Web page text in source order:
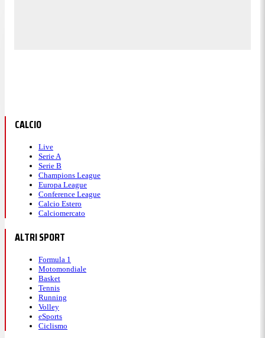
CALCIO
Live
Serie A
Serie B
Champions League
Europa League
Conference League
Calcio Estero
Calciomercato
ALTRI SPORT
Formula 1
Motomondiale
Basket
Tennis
Running
Volley
eSports
Ciclismo